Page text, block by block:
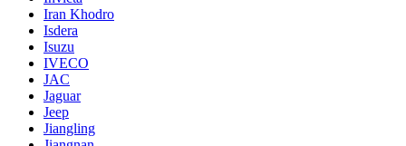
Iran Khodro
Isdera
Isuzu
IVECO
JAC
Jaguar
Jeep
Jiangling